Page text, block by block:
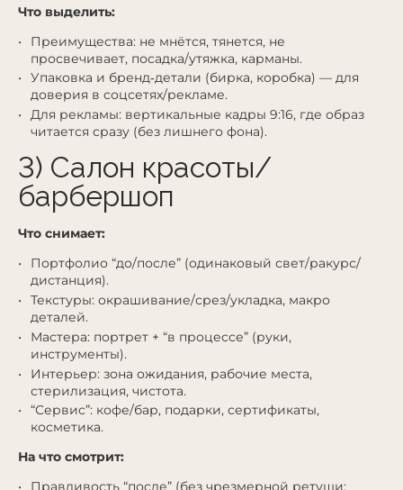
Что выделить:
Преимущества: не мнётся, тянется, не
просвечивает, посадка/утяжка, карманы.
Упаковка и бренд‑детали (бирка, коробка) — для
доверия в соцсетях/рекламе.
Для рекламы: вертикальные кадры 9:16, где образ
читается сразу (без лишнего фона).
3) Салон красоты/
барбершоп
Что снимает:
Портфолио “до/после” (одинаковый свет/ракурс/
дистанция).
Текстуры: окрашивание/срез/укладка, макро
деталей.
Мастера: портрет + “в процессе” (руки,
инструменты).
Интерьер: зона ожидания, рабочие места,
стерилизация, чистота.
“Сервис”: кофе/бар, подарки, сертификаты,
косметика.
На что смотрит: